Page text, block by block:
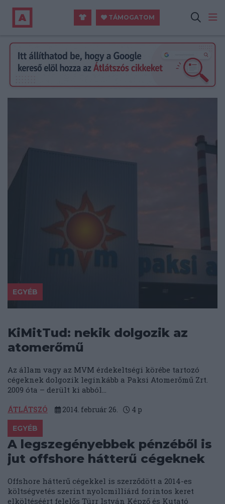
TÁMOGATOM
EGYÉB
KiMitTud: nekik dolgozik az
atomerőmű
Az állam vagy az MVM érdekeltségi körébe tartozó
cégeknek dolgozik leginkább a Paksi Atomerőmű Zrt.
2009 óta – derült ki abból...
ÁTLÁTSZÓ 2014. február 26. 4 p
EGYÉB
A legszegényebbek pénzéből is
jut offshore hátterű cégeknek
Offshore hátterű cégekkel is szerződött a 2014-es
költségvetés szerint nyolcmilliárd forintos keret
elköltéséért felelős Türr István Képző és Kutató